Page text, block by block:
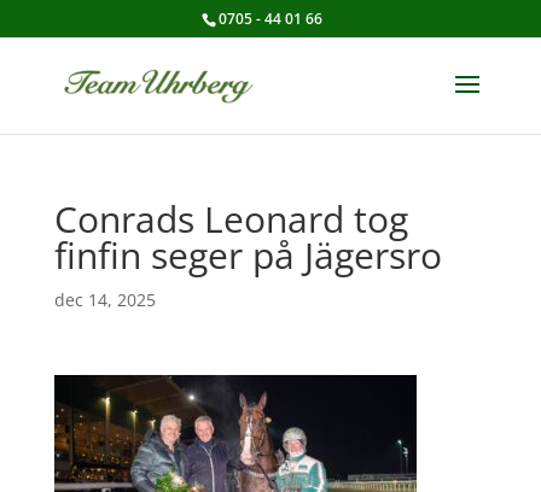
0705 - 44 01 66
Conrads Leonard tog
finfin seger på Jägersro
dec 14, 2025